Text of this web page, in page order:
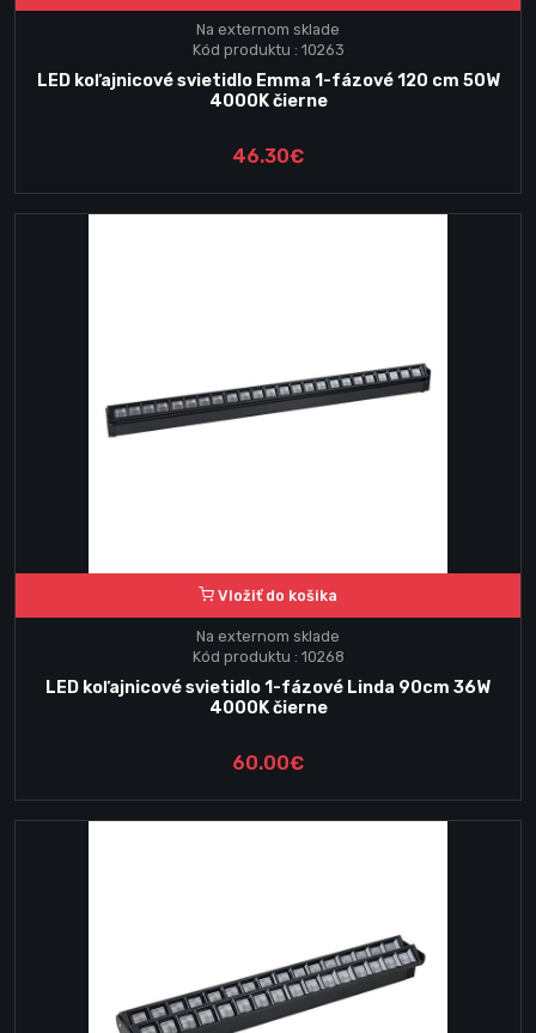
Na externom sklade
Kód produktu : 10263
LED koľajnicové svietidlo Emma 1-fázové 120 cm 50W
4000K čierne
46.30€
Vložiť do košika
Na externom sklade
Kód produktu : 10268
LED koľajnicové svietidlo 1-fázové Linda 90cm 36W
4000K čierne
60.00€